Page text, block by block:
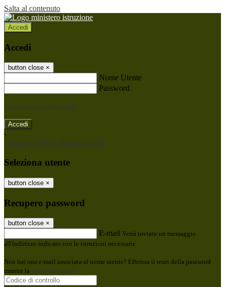
Salta al contenuto
Accedi
Accedi
button close ×
Nome Utente
Password
Password dimenticata?
-
Entra con SPID Entra con CIE
Seleziona utente
button close ×
Recupero password
button close ×
E-mail Verrà inviato un messaggio
all'indirizzo indicato con le istruzioni necessarie.
Non hai una e-mail associata al nome utente? Effettua il reset della password
tramite la Login Spaggiari